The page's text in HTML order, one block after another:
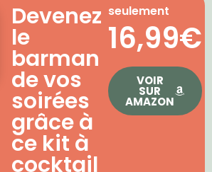
Devenez
le
barman
de vos
soirées
grâce à
ce kit à
cocktail
seulement
16,99€
VOIR
SUR
AMAZON